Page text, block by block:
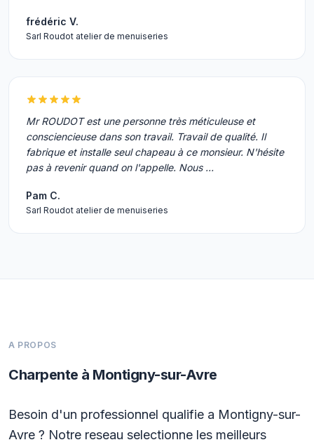
frédéric V.
Sarl Roudot atelier de menuiseries
Mr ROUDOT est une personne très méticuleuse et
consciencieuse dans son travail. Travail de qualité. Il
fabrique et installe seul chapeau à ce monsieur. N'hésite
pas à revenir quand on l'appelle. Nous …
Pam C.
Sarl Roudot atelier de menuiseries
A PROPOS
Charpente à Montigny-sur-Avre
Besoin d'un professionnel qualifie a Montigny-sur-
Avre ? Notre reseau selectionne les meilleurs